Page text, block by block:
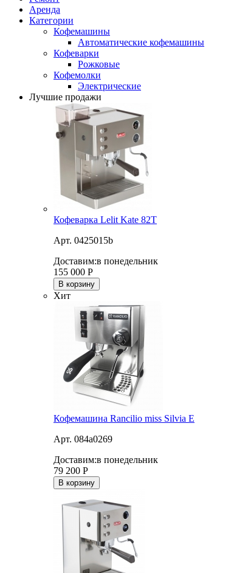
Аренда
Категории
Кофемашины
Автоматические кофемашины
Кофеварки
Рожковые
Кофемолки
Электрические
Лучшие продажи
Кофеварка Lelit Kate 82T
Арт. 0425015b
Доставим:в понедельник
155 000 Р
В корзину
Хит
Кофемашина Rancilio miss Silvia E
Арт. 084a0269
Доставим:в понедельник
79 200 Р
В корзину